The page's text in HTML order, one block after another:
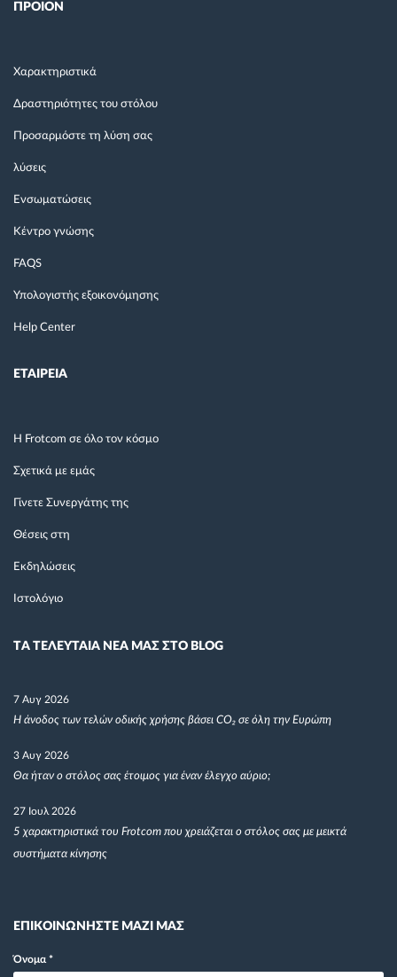
ΠΡΟΙΟΝ
Χαρακτηριστικά
Δραστηριότητες του στόλου
Προσαρμόστε τη λύση σας
λύσεις
Ενσωματώσεις
Κέντρο γνώσης
FAQS
Υπολογιστής εξοικονόμησης
Help Center
ΕΤΑΙΡΕΙΑ
Η Frotcom σε όλο τον κόσμο
Σχετικά με εμάς
Γίνετε Συνεργάτης της
Θέσεις στη
Εκδηλώσεις
Ιστολόγιο
TΑ ΤΕΛΕΥΤΑΙΑ ΝΕΑ ΜΑΣ ΣΤΟ BLOG
7 Αυγ 2026
Η άνοδος των τελών οδικής χρήσης βάσει CO₂ σε όλη την Ευρώπη
3 Αυγ 2026
Θα ήταν ο στόλος σας έτοιμος για έναν έλεγχο αύριο;
27 Ιουλ 2026
5 χαρακτηριστικά του Frotcom που χρειάζεται ο στόλος σας με μεικτά
συστήματα κίνησης
ΕΠΙΚΟΙΝΩΝΗΣΤΕ ΜΑΖΙ ΜΑΣ
Όνομα *